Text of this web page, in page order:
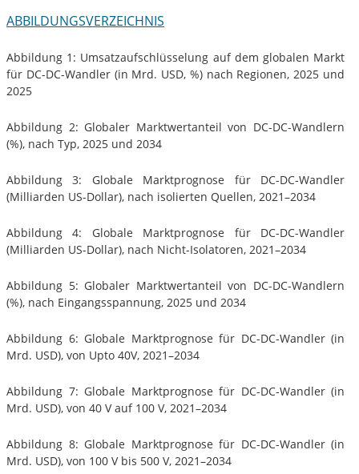
ABBILDUNGSVERZEICHNIS
Abbildung 1: Umsatzaufschlüsselung auf dem globalen Markt
für DC-DC-Wandler (in Mrd. USD, %) nach Regionen, 2025 und
2025
Abbildung 2: Globaler Marktwertanteil von DC-DC-Wandlern
(%), nach Typ, 2025 und 2034
Abbildung 3: Globale Marktprognose für DC-DC-Wandler
(Milliarden US-Dollar), nach isolierten Quellen, 2021–2034
Abbildung 4: Globale Marktprognose für DC-DC-Wandler
(Milliarden US-Dollar), nach Nicht-Isolatoren, 2021–2034
Abbildung 5: Globaler Marktwertanteil von DC-DC-Wandlern
(%), nach Eingangsspannung, 2025 und 2034
Abbildung 6: Globale Marktprognose für DC-DC-Wandler (in
Mrd. USD), von Upto 40V, 2021–2034
Abbildung 7: Globale Marktprognose für DC-DC-Wandler (in
Mrd. USD), von 40 V auf 100 V, 2021–2034
Abbildung 8: Globale Marktprognose für DC-DC-Wandler (in
Mrd. USD), von 100 V bis 500 V, 2021–2034